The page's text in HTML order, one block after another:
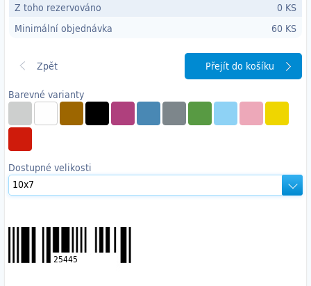
Barevné varianty
Dostupné velikosti
25445
Z toho rezervováno
0 KS
Minimální objednávka
60 KS
Přejít do košíku